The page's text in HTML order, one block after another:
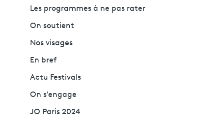
Les programmes à ne pas rater
On soutient
Nos visages
En bref
Actu Festivals
On s'engage
JO Paris 2024